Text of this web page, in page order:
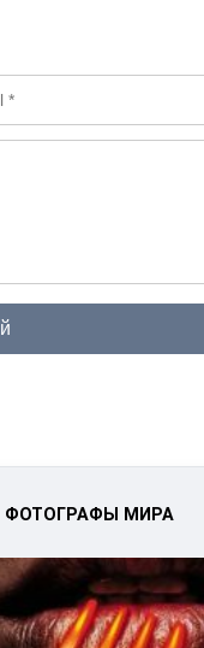
ФОТОГРАФЫ МИРА
BREAKING